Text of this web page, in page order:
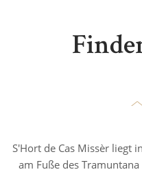
S'Hort de Cas Missèr liegt
am Fuße des